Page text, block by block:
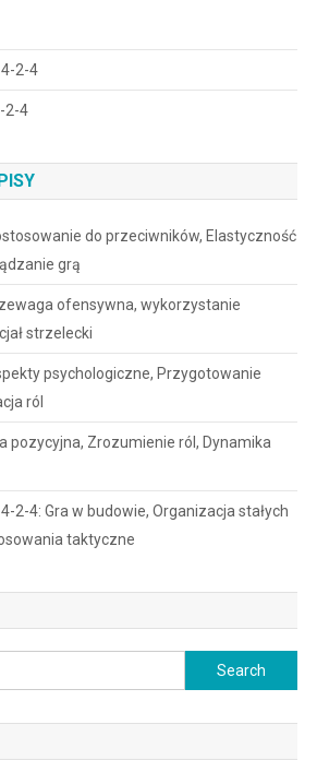
2-4
2-4
do przeciwników, Elastyczność
grą
ofensywna, wykorzystanie
strzelecki
psychologiczne, Przygotowanie
ról
pozycyjna, Zrozumienie ról, Dynamika
2-4: Gra w budowie, Organizacja stałych
taktyczne
Search
for: